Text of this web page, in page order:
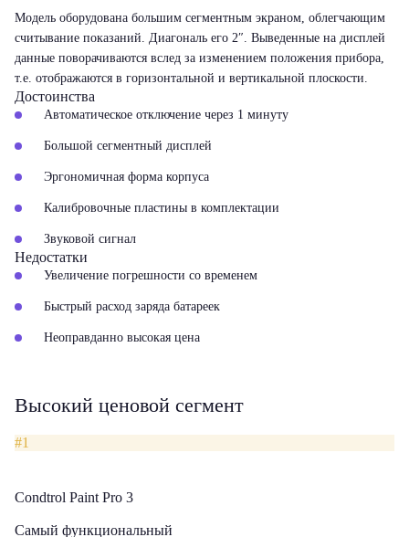
Модель оборудована большим сегментным экраном, облегчающим
считывание показаний. Диагональ его 2″. Выведенные на дисплей
данные поворачиваются вслед за изменением положения прибора,
т.е. отображаются в горизонтальной и вертикальной плоскости.
Достоинства
Автоматическое отключение через 1 минуту
Большой сегментный дисплей
Эргономичная форма корпуса
Калибровочные пластины в комплектации
Звуковой сигнал
Недостатки
Увеличение погрешности со временем
Быстрый расход заряда батареек
Неоправданно высокая цена
Высокий ценовой сегмент
#1
Condtrol Paint Pro 3
Самый функциональный